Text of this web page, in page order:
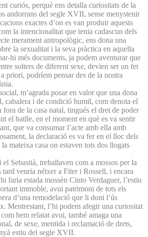
curiós, perquè ens detalla curiositats de la
andorrans del segle XVII, sense menystenir
exactes d’on es van produir aquests
la intencionalitat que tenia cadascun dels
merament antropològic, ens dona una
la sexualitat i la seva pràctica en aquella
hi més documents, ja podem aventurar que
solters de diferent sexe, devien ser un fet
priori, podríem pensar des de la nostra
m’agrada posar en valor que una dona
cabalera i de condició humil, com denota el
de la casa natal, tingués el dret de poder
el batlle, en el moment en què es va sentir
que va consumar l’acte amb ella amb
la declaració es va fer en el lloc dels
mateixa casa on estaven tots dos llogats
Sebastià, treballaven com a mossos per la
tard veuria néixer a Fiter i Rossell, i encara
faria estada mossèn Cinto Verdaguer, l’estiu
immoble, avui patrimoni de tots els
d’una remodelació que li doni l’ús
Mentrestant, l’hi podem afegir una curiositat
hem relatat avui, també amaga una
de sexe, mentida i reclamació de drets,
estiu del segle XVII.